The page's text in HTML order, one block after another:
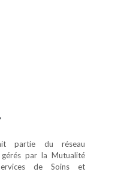
partie du réseau
par la Mutualité
de Soins et